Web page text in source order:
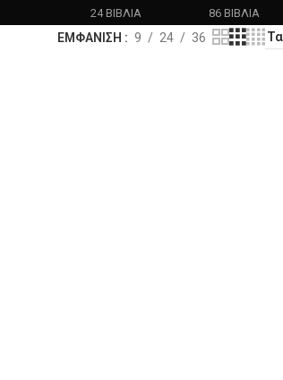
24 ΒΙΒΛΙΑ 86 ΒΙΒΛΙΑ
ΕΜΦΑΝΙΣΗ 9 24 36